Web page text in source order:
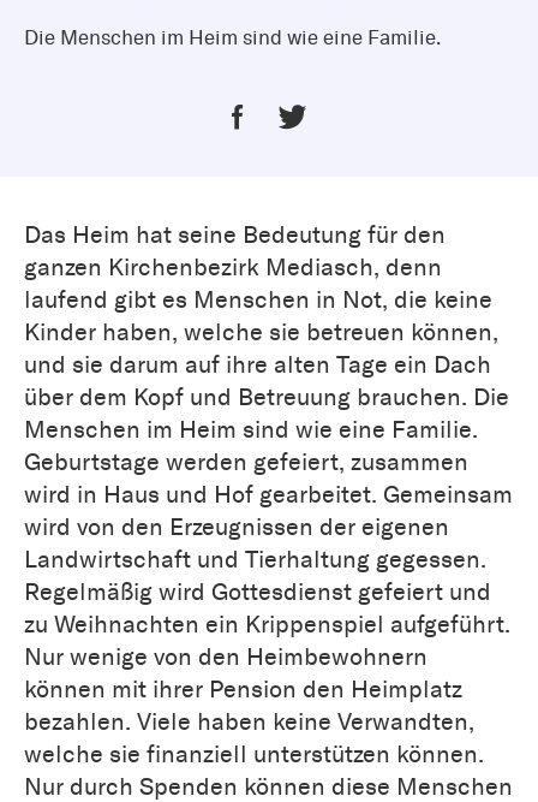
Die Menschen im Heim sind wie eine Familie.
Das Heim hat seine Bedeutung für den
ganzen Kirchenbezirk Mediasch, denn
laufend gibt es Menschen in Not, die keine
Kinder haben, welche sie betreuen können,
und sie darum auf ihre alten Tage ein Dach
über dem Kopf und Betreuung brauchen. Die
Menschen im Heim sind wie eine Familie.
Geburtstage werden gefeiert, zusammen
wird in Haus und Hof gearbeitet. Gemeinsam
wird von den Erzeugnissen der eigenen
Landwirtschaft und Tierhaltung gegessen.
Regelmäßig wird Gottesdienst gefeiert und
zu Weihnachten ein Krippenspiel aufgeführt.
Nur wenige von den Heimbewohnern
können mit ihrer Pension den Heimplatz
bezahlen. Viele haben keine Verwandten,
welche sie finanziell unterstützen können.
Nur durch Spenden können diese Menschen